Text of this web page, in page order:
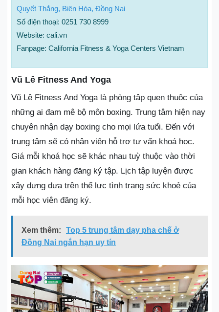
Quyết Thắng, Biên Hòa, Đồng Nai
Số điện thoại: 0251 730 8999
Website: cali.vn
Fanpage: California Fitness & Yoga Centers Vietnam
Vũ Lê Fitness And Yoga
Vũ Lê Fitness And Yoga là phòng tập quen thuộc của
những ai đam mê bộ môn boxing. Trung tâm hiện nay
chuyên nhận dạy boxing cho mọi lứa tuổi. Đến với
trung tâm sẽ có nhân viên hỗ trợ tư vấn khoá học.
Giá mỗi khoá học sẽ khác nhau tuỳ thuộc vào thời
gian khách hàng đăng ký tập. Lịch tập luyện được
xây dựng dựa trên thể lực tình trạng sức khoẻ của
mỗi học viên đăng ký.
Xem thêm:
Top 5 trung tâm dạy pha chế ở
Đồng Nai ngắn hạn uy tín